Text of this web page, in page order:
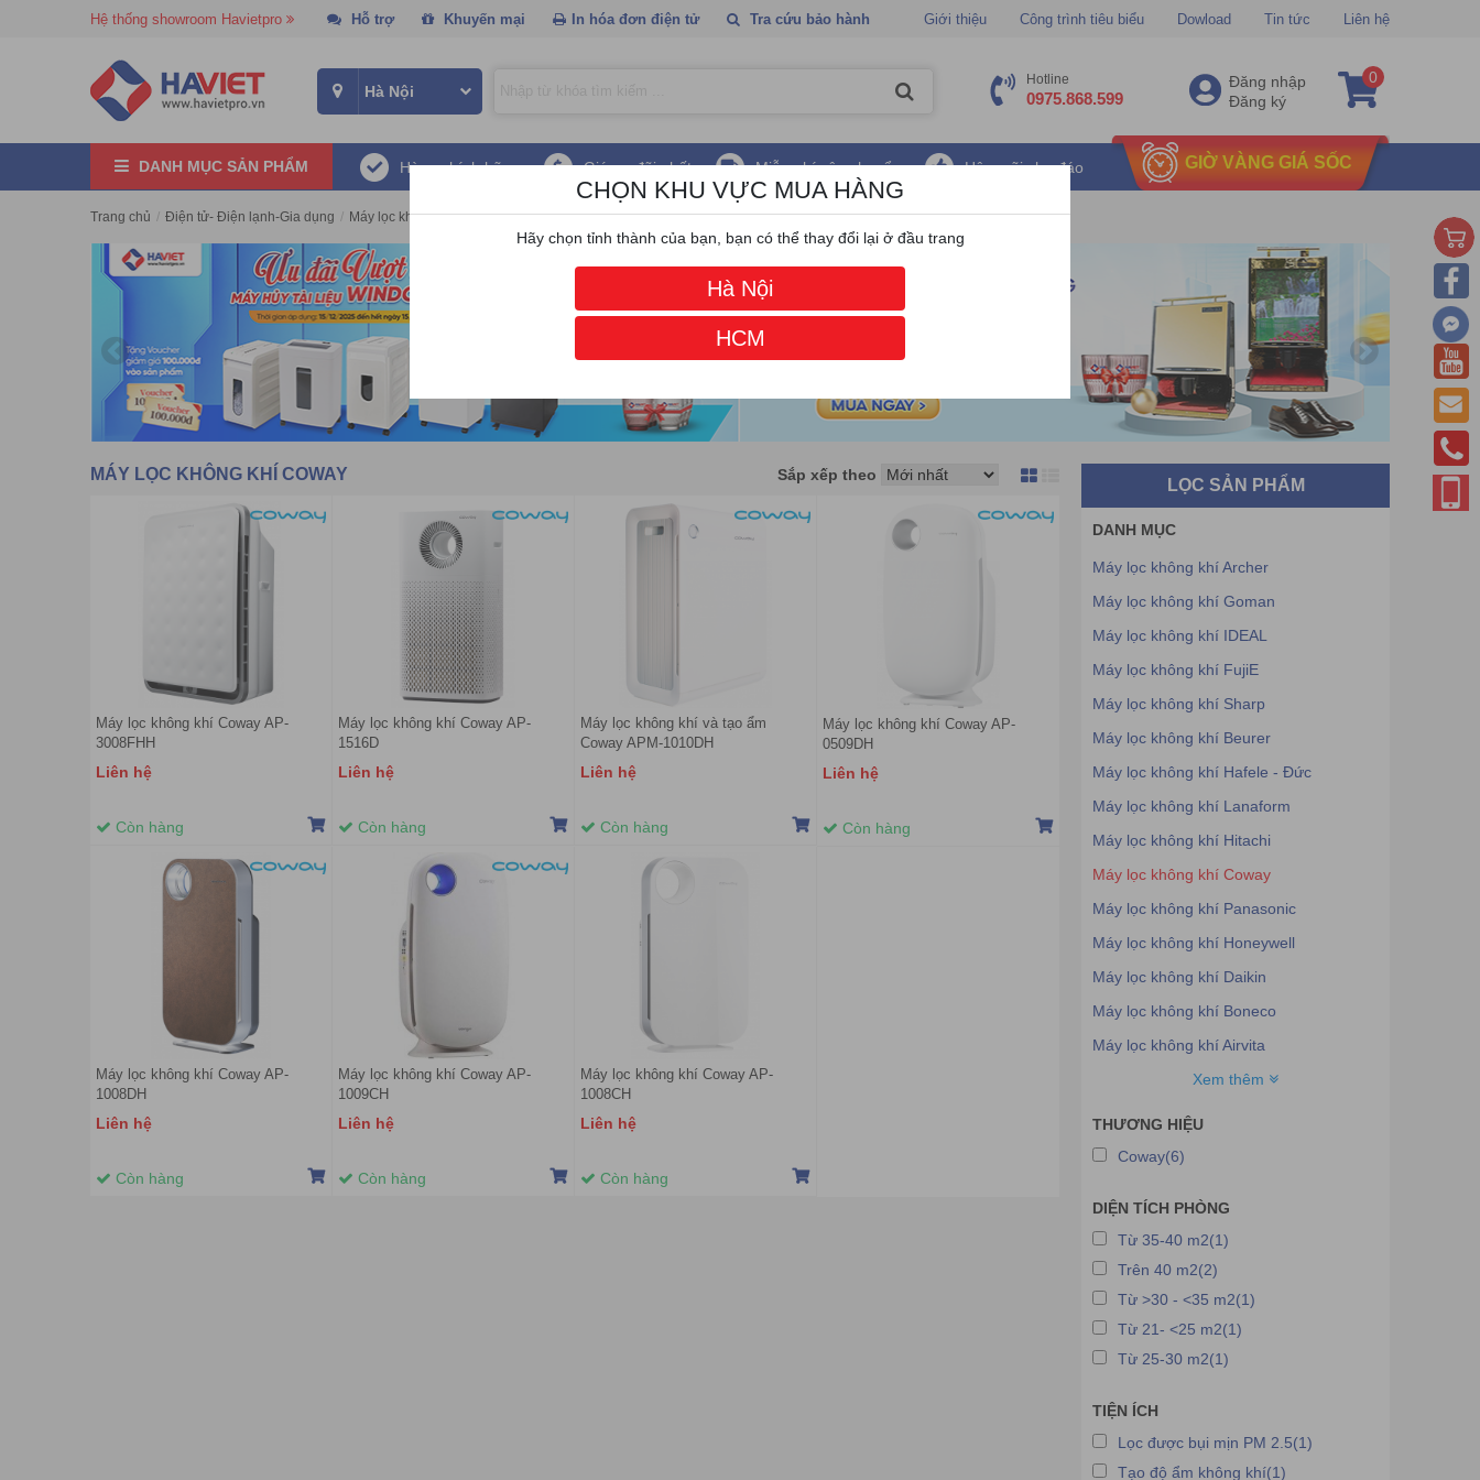
Hệ thống showroom Havietpro Hỗ trợ Khuyến mại In hóa đơn điện tử Tra cứu bảo hành Giới thiệu Công trình tiêu biểu Dowload Tin tức Liên hệ
Hotline
0975.868.599
Đăng nhập
Đăng ký
0
DANH MỤC SẢN PHẨM Hàng chính hãng Giá ưu đãi nhất Miễn phí vận chuyển Hậu mãi chu đáo GIỜ VÀNG GIÁ SỐC
Trang chủ / Điện tử- Điện lạnh-Gia dụng / Máy lọc không khí / Máy lọc không khí Coway
MÁY LỌC KHÔNG KHÍ COWAY Sắp xếp theo
Máy lọc không khí Coway AP-
3008FHH
Liên hệ
Còn hàng
Máy lọc không khí Coway AP-
1516D
Liên hệ
Còn hàng
Máy lọc không khí và tạo ẩm
Coway APM-1010DH
Liên hệ
Còn hàng
Máy lọc không khí Coway AP-
0509DH
Liên hệ
Còn hàng
Máy lọc không khí Coway AP-
1008DH
Liên hệ
Còn hàng
Máy lọc không khí Coway AP-
1009CH
Liên hệ
Còn hàng
Máy lọc không khí Coway AP-
1008CH
Liên hệ
Còn hàng
LỌC SẢN PHẨM
DANH MỤC
Máy lọc không khí Archer
Máy lọc không khí Goman
Máy lọc không khí IDEAL
Máy lọc không khí FujiE
Máy lọc không khí Sharp
Máy lọc không khí Beurer
Máy lọc không khí Hafele - Đức
Máy lọc không khí Lanaform
Máy lọc không khí Hitachi
Máy lọc không khí Coway
Máy lọc không khí Panasonic
Máy lọc không khí Honeywell
Máy lọc không khí Daikin
Máy lọc không khí Boneco
Máy lọc không khí Airvita
Máy lọc không khí Aeris
Máy lọc không khí Xiaomi
Máy lọc không khí Airocide
Máy lọc không khí Chungho
Máy lọc không khí Kangaroo
Máy lọc không khí Delonghi
Máy lọc không khí HoMedics
Máy lọc không khí SKMagic
Máy lọc không khí Stadler Form
Máy lọc không khí A.O.Smith
Xem thêm
THƯƠNG HIỆU
Coway(6)
DIỆN TÍCH PHÒNG
Từ 35-40 m2(1)
Trên 40 m2(2)
Từ >30 - <35 m2(1)
Từ 21- <25 m2(1)
Từ 25-30 m2(1)
TIỆN ÍCH
Lọc được bụi mịn PM 2.5(1)
Tạo độ ẩm không khí(1)
CHỌN KHU VỰC MUA HÀNG
Hãy chọn tỉnh thành của bạn, bạn có thể thay đổi lại ở đầu trang
Hà Nội
HCM